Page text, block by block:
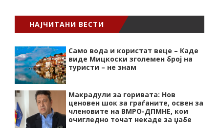
НАЈЧИТАНИ ВЕСТИ
Само вода и користат веце – Каде
виде Мицкоски зголемен број на
туристи – не знам
Макрадули за горивата: Нов
ценовен шок за граѓаните, освен за
членовите на ВМРО-ДПМНЕ, кои
очигледно точат некаде за џабе